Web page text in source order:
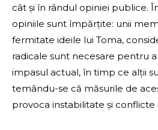
cât și în rândul opiniei publice.
opiniile sunt împărțite: unii
fermitate ideile lui Toma,
radicale sunt necesare pentru
impasul actual, în timp ce alții
temându-se că măsurile de
provoca instabilitate și conflicte